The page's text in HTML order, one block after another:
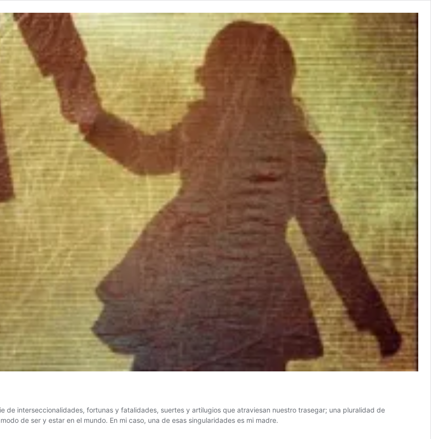
de interseccionalidades, fortunas y fatalidades, suertes y artilugios que atraviesan nuestro trasegar; una pluralidad de
de ser y estar en el mundo. En mi caso, una de esas singularidades es mi madre.